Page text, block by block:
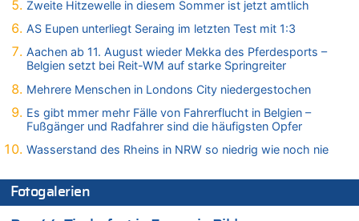
LESERBRIEF – Für lokale, dezentrale Energieproduktion
08.08.2026 - 22:09 von Frage zu
Leipzig, Mechernich und die Frage: Wer steckt hinter den
Drohnen mit Strengstoff? War es Russland?
08.08.2026 - 22:07 von Shari zu
Belgier knackt Jackpot bei Lotterie EuroMillions und gewinnt
Leipzig, Mechernich und die Frage: Wer steckt hinter den
Drohnen mit Strengstoff? War es Russland?
08.08.2026 - 21:33 von Frage zu
Zweite Hitzewelle in diesem Sommer ist jetzt amtlich
AS Eupen unterliegt Seraing im letzten Test mit 1:3
Aachen ab 11. August wieder Mekka des Pferdesports –
Belgien setzt bei Reit-WM auf starke Springreiter
Mehrere Menschen in Londons City niedergestochen
Es gibt mmer mehr Fälle von Fahrerflucht in Belgien –
Fußgänger und Radfahrer sind die häufigsten Opfer
Wasserstand des Rheins in NRW so niedrig wie noch nie
Fotogalerien